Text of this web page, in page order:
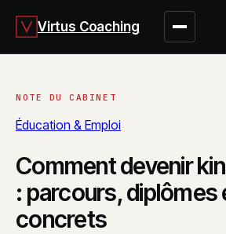
Virtus Coaching
Éducation & Emploi
Comment devenir
: parcours, diplômes
concrets